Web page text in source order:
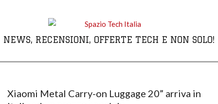
NEWS, RECENSIONI, OFFERTE TECH E NON SOLO!
Menu
Xiaomi Metal Carry-on Luggage 20” arriva in